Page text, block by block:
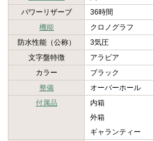
パワーリザーブ
36時間
機能
クロノグラフ
防水性能（公称）
3気圧
文字盤特徴
アラビア
カラー
ブラック
整備
オーバーホール
付属品
内箱
外箱
ギャランティー